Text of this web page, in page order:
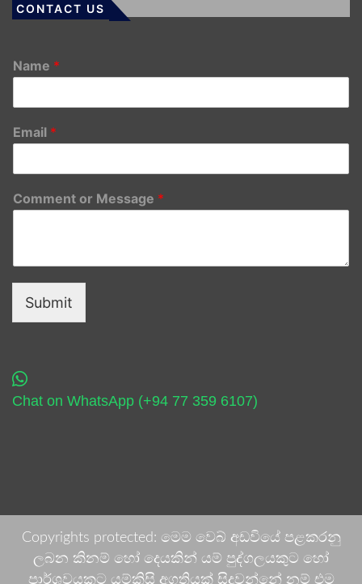
CONTACT US
Name *
Email *
Comment or Message *
Submit
Chat on WhatsApp (+94 77 359 6107)
Copyrights protected: මෙම වෙබ් අඩවියේ පළකරනු
ලබන කිනම් හෝ දෙයකින් යම් පුද්ගලයකුට හෝ
පාර්ශවයකට යම්කිසි අගතියක් සිදුවන්නේ නම් එම